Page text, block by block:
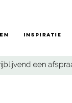
een
Inspiratie